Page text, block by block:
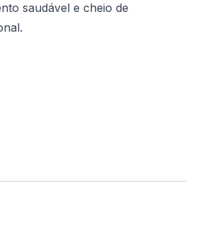
saudável e cheio de